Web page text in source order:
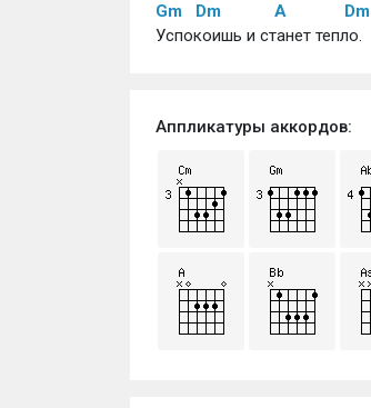
Gm
Dm A
Dm
Успокоишь и станет тепло.
Аппликатуры аккордов: